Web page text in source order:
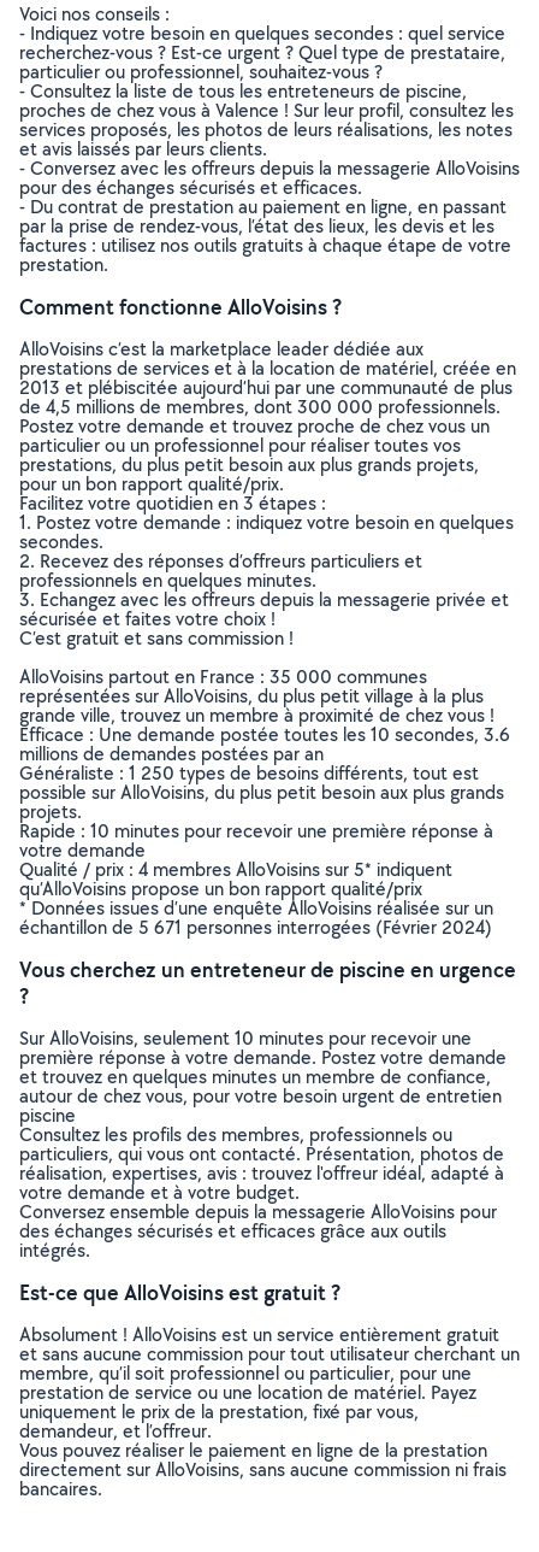
Voici nos conseils :
- Indiquez votre besoin en quelques secondes : quel service
recherchez-vous ? Est-ce urgent ? Quel type de prestataire,
particulier ou professionnel, souhaitez-vous ?
- Consultez la liste de tous les entreteneurs de piscine,
proches de chez vous à Valence ! Sur leur profil, consultez les
services proposés, les photos de leurs réalisations, les notes
et avis laissés par leurs clients.
- Conversez avec les offreurs depuis la messagerie AlloVoisins
pour des échanges sécurisés et efficaces.
- Du contrat de prestation au paiement en ligne, en passant
par la prise de rendez-vous, l’état des lieux, les devis et les
factures : utilisez nos outils gratuits à chaque étape de votre
prestation.
Comment fonctionne AlloVoisins ?
AlloVoisins c’est la marketplace leader dédiée aux
prestations de services et à la location de matériel, créée en
2013 et plébiscitée aujourd’hui par une communauté de plus
de 4,5 millions de membres, dont 300 000 professionnels.
Postez votre demande et trouvez proche de chez vous un
particulier ou un professionnel pour réaliser toutes vos
prestations, du plus petit besoin aux plus grands projets,
pour un bon rapport qualité/prix.
Facilitez votre quotidien en 3 étapes :
1. Postez votre demande : indiquez votre besoin en quelques
secondes.
2. Recevez des réponses d’offreurs particuliers et
professionnels en quelques minutes.
3. Echangez avec les offreurs depuis la messagerie privée et
sécurisée et faites votre choix !
C’est gratuit et sans commission !
AlloVoisins partout en France : 35 000 communes
représentées sur AlloVoisins, du plus petit village à la plus
grande ville, trouvez un membre à proximité de chez vous !
Efficace : Une demande postée toutes les 10 secondes, 3.6
millions de demandes postées par an
Généraliste : 1 250 types de besoins différents, tout est
possible sur AlloVoisins, du plus petit besoin aux plus grands
projets.
Rapide : 10 minutes pour recevoir une première réponse à
votre demande
Qualité / prix : 4 membres AlloVoisins sur 5* indiquent
qu’AlloVoisins propose un bon rapport qualité/prix
* Données issues d’une enquête AlloVoisins réalisée sur un
échantillon de 5 671 personnes interrogées (Février 2024)
Vous cherchez un entreteneur de piscine en urgence
?
Sur AlloVoisins, seulement 10 minutes pour recevoir une
première réponse à votre demande. Postez votre demande
et trouvez en quelques minutes un membre de confiance,
autour de chez vous, pour votre besoin urgent de entretien
piscine
Consultez les profils des membres, professionnels ou
particuliers, qui vous ont contacté. Présentation, photos de
réalisation, expertises, avis : trouvez l'offreur idéal, adapté à
votre demande et à votre budget.
Conversez ensemble depuis la messagerie AlloVoisins pour
des échanges sécurisés et efficaces grâce aux outils
intégrés.
Est-ce que AlloVoisins est gratuit ?
Absolument ! AlloVoisins est un service entièrement gratuit
et sans aucune commission pour tout utilisateur cherchant un
membre, qu’il soit professionnel ou particulier, pour une
prestation de service ou une location de matériel. Payez
uniquement le prix de la prestation, fixé par vous,
demandeur, et l’offreur.
Vous pouvez réaliser le paiement en ligne de la prestation
directement sur AlloVoisins, sans aucune commission ni frais
bancaires.